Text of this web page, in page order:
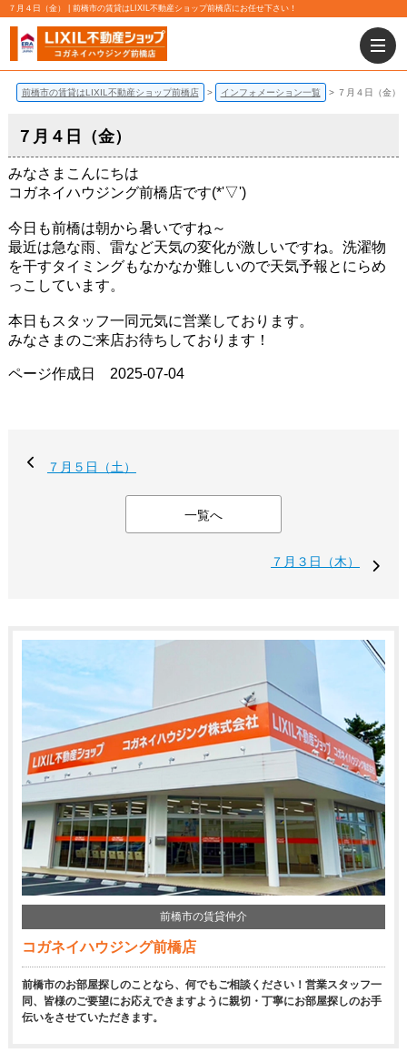
７月４日（金） | 前橋市の賃貸はLIXIL不動産ショップ前橋店にお任せ下さい！
前橋市の賃貸はLIXIL不動産ショップ前橋店 インフォメーション一覧 ７月４日（金）
７月４日（金）
みなさまこんにちは
コガネイハウジング前橋店です(*'▽')
今日も前橋は朝から暑いですね～
最近は急な雨、雷など天気の変化が激しいですね。洗濯物
を干すタイミングもなかなか難しいので天気予報とにらめ
っこしています。
本日もスタッフ一同元気に営業しております。
みなさまのご来店お待ちしております！
ページ作成日 2025-07-04
７月５日（土）
一覧へ
７月３日（木）
前橋市の賃貸仲介
コガネイハウジング前橋店
前橋市のお部屋探しのことなら、何でもご相談ください！営業スタッフ一
同、皆様のご要望にお応えできますように親切・丁寧にお部屋探しのお手
伝いをさせていただきます。